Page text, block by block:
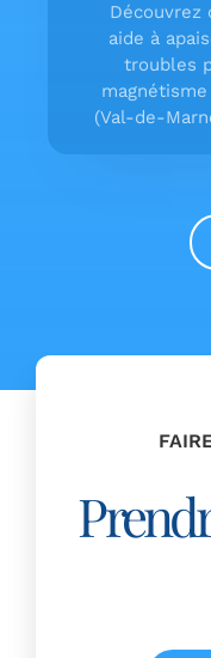
Découvrez
aide à
troubles
(Val-de-